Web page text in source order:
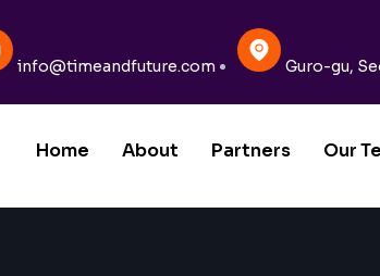
info@timeandfuture.com Guro-gu,
Home About Partners Our